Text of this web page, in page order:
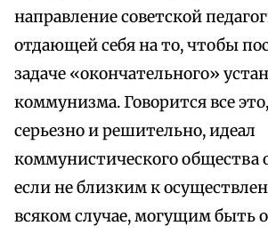
направление советской
отдающей себя на то, чтобы
задаче «окончательного»
коммунизма. Говорится все
серьезно и решительно, идеал
коммунистического общества
если не близким к
всяком случае, могущим быть